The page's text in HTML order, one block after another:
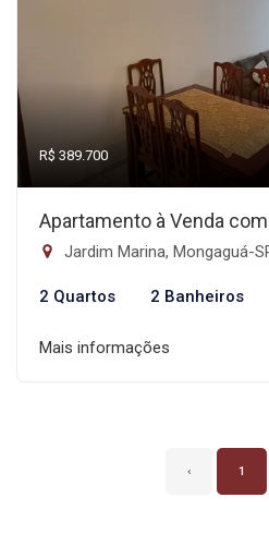
R$ 389.700
Apartamento à Venda
Jardim Marina, Mongaguá-
2 Quartos 2 Banheiros
Mais informações
‹ 1